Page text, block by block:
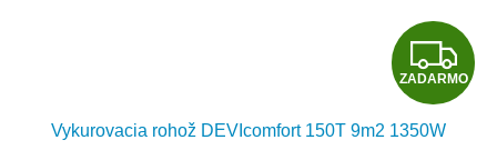
Z
A
ZADARMO
Vykurovacia rohož DEVIcomfort 150T 9m2 1350W